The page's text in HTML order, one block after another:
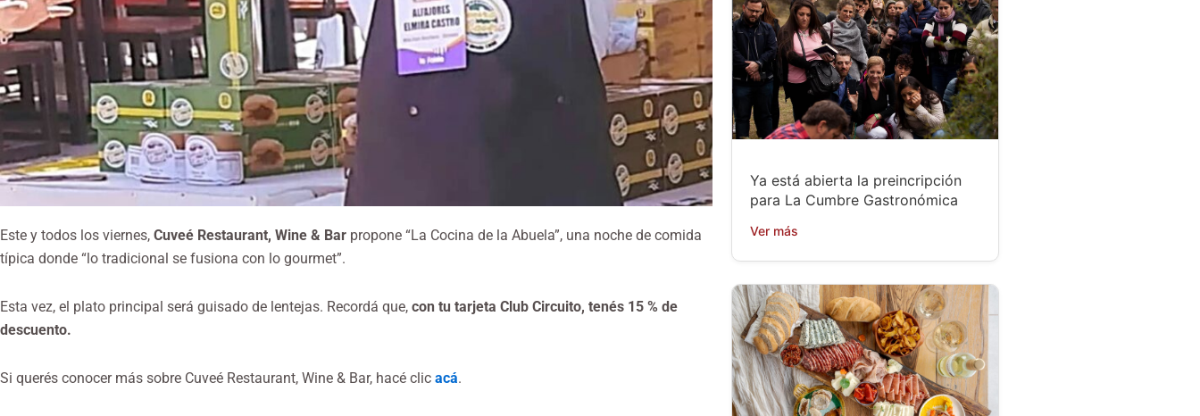
Este y todos los viernes, Cuveé Restaurant, Wine & Bar propone “La Cocina de la Abuela”, una noche de comida
típica donde “lo tradicional se fusiona con lo gourmet”.
Esta vez, el plato principal será guisado de lentejas. Recordá que, con tu tarjeta Club Circuito, tenés 15 % de
descuento.
Si querés conocer más sobre Cuveé Restaurant, Wine & Bar, hacé clic acá.
Ya está abierta la preincripción
para La Cumbre Gastronómica
Ver más